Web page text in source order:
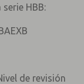
HBB:
de revisión